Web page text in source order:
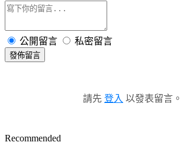
公開留言 私密留言
發佈留言
請先 登入 以發表留言。
Recommended